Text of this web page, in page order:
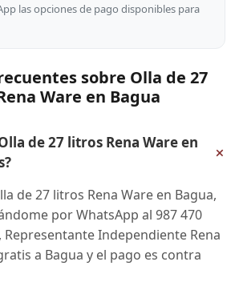
las opciones de pago disponibles para
sobre Olla de 27
Ware en Bagua
de 27 litros Rena Ware en
+
de 27 litros Rena Ware en Bagua,
por WhatsApp al 987 470
Representante Independiente Rena
a Bagua y el pago es contra